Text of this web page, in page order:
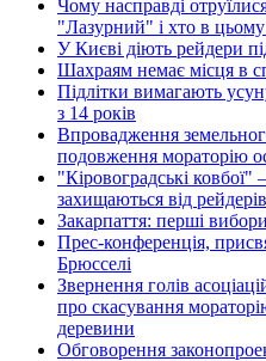
Чому насправді
"Лазурний" і хто в
У Києві діють рейдери
Шахраям немає місця в
Підлітки вимагають
з 14 років
Впровадження
подовження мораторію
"Кіровоградські ковбої"
захищаються від рейдерів
Закарпаття: перші
Прес-конференція,
Брюсселі
Звернення голів
про скасування
деревини
Обговорення